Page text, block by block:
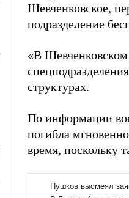
Шевченковское,
подразделение
«В
структурах.
По информации
погибла
время, поскольку